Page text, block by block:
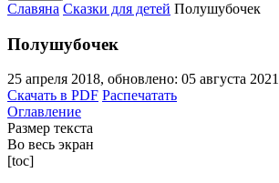
Славяна Сказки для детей Полушубочек
Полушубочек
25 апреля 2018, обновлено: 05 августа 2021
Скачать в PDF Распечатать
Оглавление
Размер текста
Во весь экран
[toc]